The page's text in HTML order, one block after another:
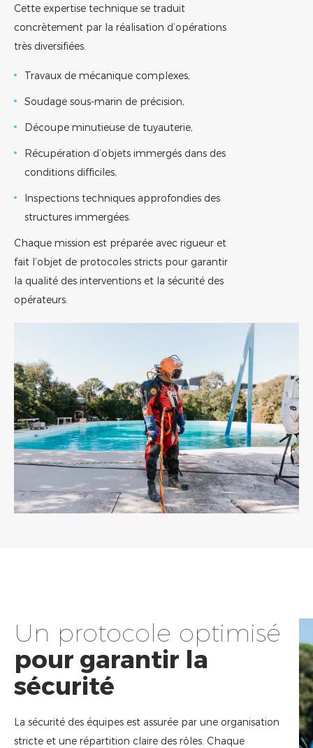
Cette expertise technique se traduit
concrètement par la réalisation d’opérations
très diversifiées.
Travaux de mécanique complexes,
Soudage sous-marin de précision,
Découpe minutieuse de tuyauterie,
Récupération d’objets immergés dans des
conditions difficiles,
Inspections techniques approfondies des
structures immergées.
Chaque mission est préparée avec rigueur et
fait l’objet de protocoles stricts pour garantir
la qualité des interventions et la sécurité des
opérateurs.
Un protocole optimisé
pour garantir la
sécurité
La sécurité des équipes est assurée par une organisation
stricte et une répartition claire des rôles. Chaque